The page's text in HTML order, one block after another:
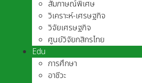
สัมภาษณ์พิเศษ
วิเคราะห์-เศรษฐกิจ
วิจัยเศรษฐกิจ
ศูนย์วิจัยกสิกรไทย
Edu
การศึกษา
อาชีวะ